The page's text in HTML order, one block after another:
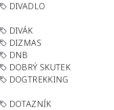
DIVADLO
DIVÁK
DIZMAS
DNB
DOBRÝ SKUTEK
DOGTREKKING
DOTAZNÍK